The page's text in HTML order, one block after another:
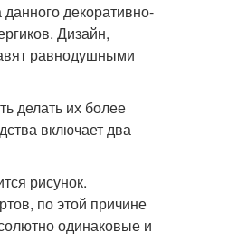
декоративно-
Дизайн,
равнодушными
делать их более
включает два
рисунок.
по этой причине
одинаковые и